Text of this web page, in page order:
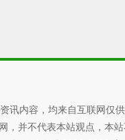
讯内容，均来自互联网仅
，并不代表本站观点，本